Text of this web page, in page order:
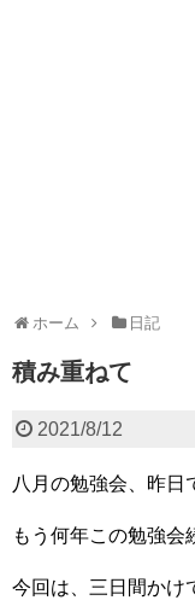
ホーム 日記
積み重ねて
2021/8/12
八月の勉強会、昨日
もう何年この勉強会
今回は、三日間かけ